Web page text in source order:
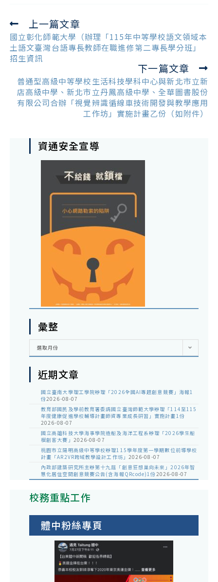
Read
more
articles
上一篇文章
國立彰化師範大學（辦理「115年中等學校語文領域本
土語文臺灣台語專長教師在職進修第二專長學分班」
招生資訊
下一篇文章
普通型高級中等學校生活科技學科中心與新北市立新
店高級中學、新北市立丹鳳高級中學、全華圖書股份
有限公司合辦「視覺辨識循線車技術開發與教學應用
工作坊」實施計畫乙份（如附件）
資通安全宣導
彙整
彙
選取月份
近期文章
國立臺南大學理工學院辦理「2026全國AI專題創意競賽」海報1
份2026-08-07
教育部國民及學前教育署委請國立臺灣師範大學辦理「114至115
年度健康促進學校輔導計畫師資專業成長研習」實施計畫1份
2026-08-07
國立高雄科技大學海事學院造船及海洋工程系辦理「2026學生船
模創客大賽」 2026-08-07
桃園市立陽明高級中等學校辦理115學年度第一學期數位前導學校
計畫「AR2VR跨域教學設計工作坊」 2026-08-07
內政部建築研究所主辦第十九屆「創意狂想巢向未來」2026年智
慧化居住空間創意競賽公告(含海報QRcode)1份2026-08-07
校務重點工作
體中粉絲專頁